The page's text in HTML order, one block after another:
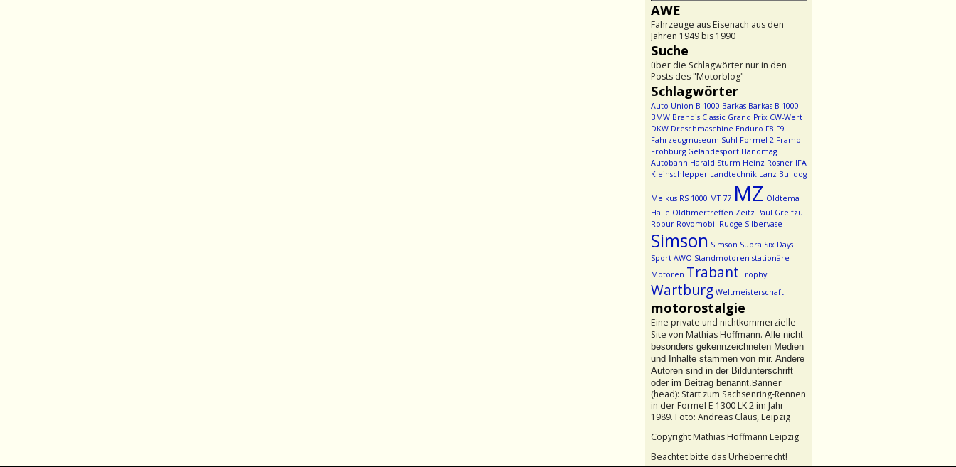
AWE
Fahrzeuge aus Eisenach aus den
Jahren 1949 bis 1990
Suche
über die Schlagwörter nur in den
Posts des "Motorblog"
Schlagwörter
Auto Union B 1000 Barkas Barkas B 1000
BMW Brandis Classic Grand Prix CW-Wert
DKW Dreschmaschine Enduro F8 F9
Fahrzeugmuseum Suhl Formel 2 Framo
Frohburg Geländesport Hanomag
Autobahn Harald Sturm Heinz Rosner IFA
Kleinschlepper Landtechnik Lanz Bulldog
Melkus RS 1000 MT 77 MZ Oldtema
Halle Oldtimertreffen Zeitz Paul Greifzu
Robur Rovomobil Rudge Silbervase
Simson Simson Supra Six Days
Sport-AWO Standmotoren stationäre
Motoren Trabant Trophy
Wartburg Weltmeisterschaft
motorostalgie
Eine private und nichtkommerzielle
Site von Mathias Hoffmann. Alle nicht
besonders gekennzeichneten Medien
und Inhalte stammen von mir. Andere
Autoren sind in der Bildunterschrift
oder im Beitrag benannt. Banner
(head): Start zum Sachsenring-Rennen
in der Formel E 1300 LK 2 im Jahr
1989. Foto: Andreas Claus, Leipzig
Copyright Mathias Hoffmann Leipzig
Beachtet bitte das Urheberrecht!